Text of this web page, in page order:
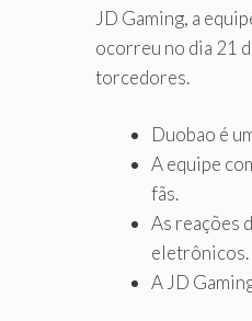
JD Gaming, a
ocorreu no dia 21
torcedores.
Duobao é
A equipe
fãs.
As reações
eletrônicos.
A JD